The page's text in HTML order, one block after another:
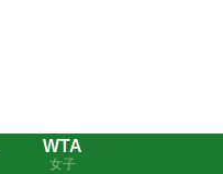
WTA
女子